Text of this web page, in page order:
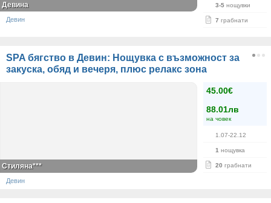
3-5 нощувки
7 грабнати
Девина
Девин
SPA бягство в Девин: Нощувка с възможност за
закуска, обяд и вечеря, плюс релакс зона
45.00€
88.01лв
на човек
1.07-22.12
1 нощувка
20 грабнати
Стиляна***
Девин